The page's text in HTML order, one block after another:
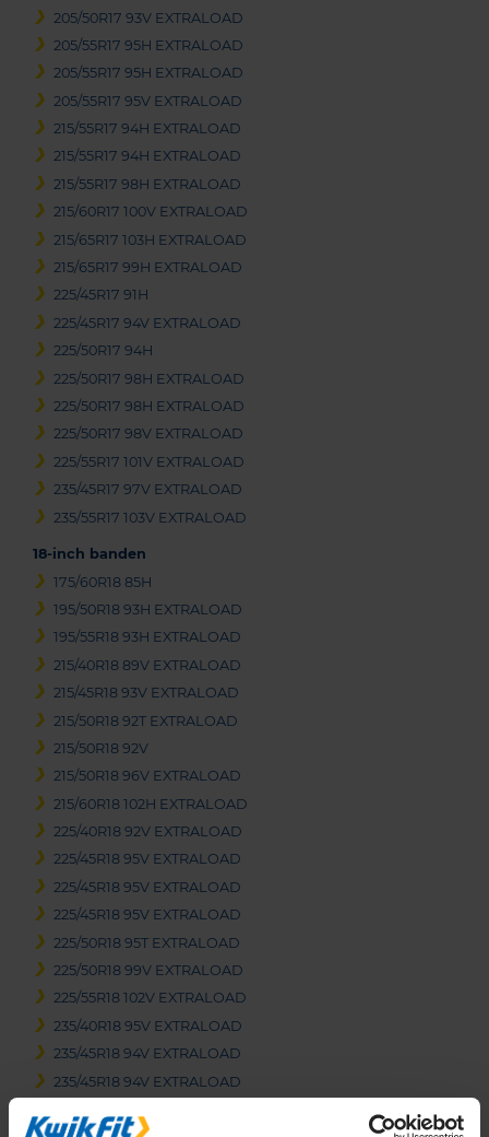
205/50R17 93V EXTRALOAD
205/55R17 95H EXTRALOAD
205/55R17 95H EXTRALOAD
205/55R17 95V EXTRALOAD
215/55R17 94H EXTRALOAD
215/55R17 94H EXTRALOAD
215/55R17 98H EXTRALOAD
215/60R17 100V EXTRALOAD
215/65R17 103H EXTRALOAD
215/65R17 99H EXTRALOAD
225/45R17 91H
225/45R17 94V EXTRALOAD
225/50R17 94H
225/50R17 98H EXTRALOAD
225/50R17 98H EXTRALOAD
225/50R17 98V EXTRALOAD
225/55R17 101V EXTRALOAD
235/45R17 97V EXTRALOAD
235/55R17 103V EXTRALOAD
18-inch banden
175/60R18 85H
195/50R18 93H EXTRALOAD
195/55R18 93H EXTRALOAD
215/40R18 89V EXTRALOAD
215/45R18 93V EXTRALOAD
215/50R18 92T EXTRALOAD
215/50R18 92V
215/50R18 96V EXTRALOAD
215/60R18 102H EXTRALOAD
225/40R18 92V EXTRALOAD
225/45R18 95V EXTRALOAD
225/45R18 95V EXTRALOAD
225/45R18 95V EXTRALOAD
225/50R18 95T EXTRALOAD
225/50R18 99V EXTRALOAD
225/55R18 102V EXTRALOAD
235/40R18 95V EXTRALOAD
235/45R18 94V EXTRALOAD
235/45R18 94V EXTRALOAD